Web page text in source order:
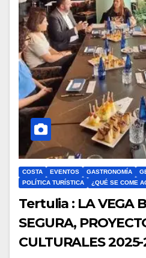
COSTA EVENTOS GASTRONOMÍA
POLÍTICA TURÍSTICA
¿QUÉ SE COME
Tertulia : LA VEGA
SEGURA,
CULTURALES